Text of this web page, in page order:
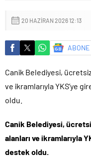
20 HAZIRAN 2026 12:13
ABONE
Canik Belediyesi,
ve ikramlarıyla YKS’ye
oldu.
Canik Belediyesi,
alanları ve ikramlarıyla
destek oldu.